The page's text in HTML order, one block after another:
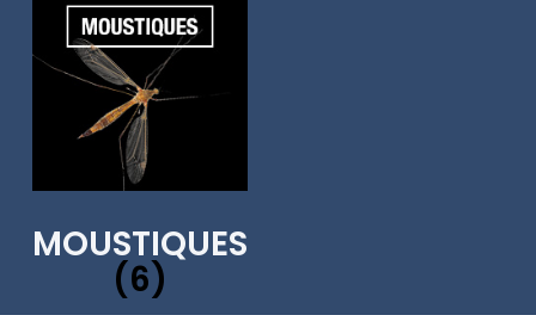
MOUSTIQUES
(6)